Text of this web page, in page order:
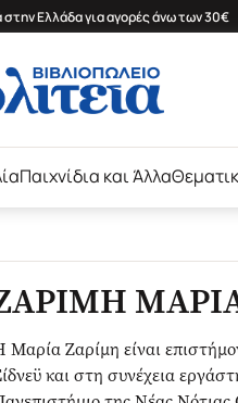
Ελλάδα για αγορές άνω των 30€
Παιχνίδια και Άλλα
Μαρία Ζαρίμη είναι
και στη συνέχεια